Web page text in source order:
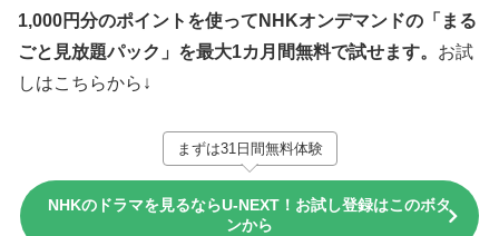
1,000円分のポイントを使ってNHKオンデマンドの「まる
ごと見放題パック」を最大1カ月間無料で試せます。 お試
しはこちらから↓
まずは31日間無料体験
NHKのドラマを見るならU-NEXT！お試し登録はこのボタ
ンから